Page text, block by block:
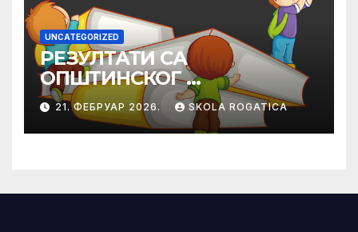
UNCATEGORIZED
РЕЗУЛТАТИ СА
ОПШТИНСКОГ
ТАКМИЧЕЊА ИЗ
ПРАВОСЛАВНЕ
ВЈЕРОНАУКЕ
21. ФЕБРУАР 2026. SKOLA ROGATICA